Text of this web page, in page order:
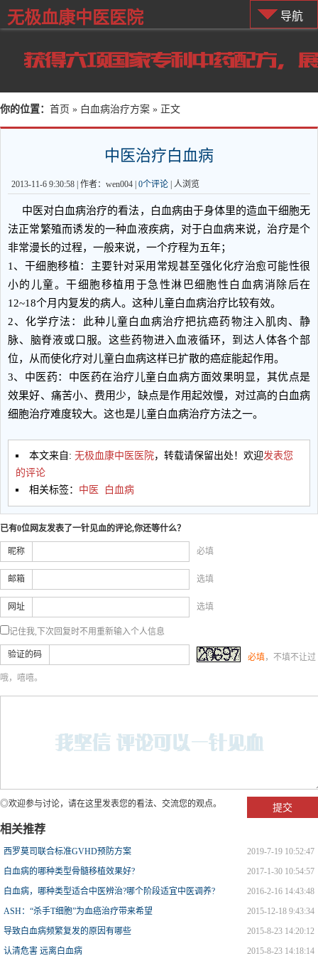
导航
无极血康中医医院
你的位置： 首页 » 白血病治疗方案 » 正文
中医治疗白血病
2013-11-6 9:30:58 | 作者：wen004 | 0个评论 人浏览
中医对白血病治疗的看法，白血病由于身体里的造血干细胞无
法正常繁殖而诱发的一种血液疾病，对于白血病来说，治疗是个
非常漫长的过程，一般来说，一个疗程为五年；
1、干细胞移植：主要针对采用常规甚至强化化疗治愈可能性很
小的儿童。干细胞移植用于急性淋巴细胞性白血病消除后在
12~18个月内复发的病人。这种儿童白血病治疗比较有效。
2、化学疗法：此种儿童白血病治疗把抗癌药物注入肌肉、静
脉、脑脊液或口服。这些药物进入血液循环，到达人体各个部
位，从而使化疗对儿童白血病这样已扩散的癌症能起作用。
3、中医药：中医药在治疗儿童白血病方面效果明显，其优点是
效果好、痛苦小、费用少，缺点是作用起效慢，对过高的白血病
细胞治疗难度较大。这也是儿童白血病治疗方法之一。
本文来自: 无极血康中医医院，转载请保留出处！欢迎发表您
的评论
相关标签： 中医 白血病
已有0位网友发表了一针见血的评论,你还等什么？
昵称 必填
邮箱 选填
网址 选填
记住我,下次回复时不用重新输入个人信息
验证的码 必填，不填不让过
哦，嘻嘻。
◎欢迎参与讨论，请在这里发表您的看法、交流您的观点。
相关推荐
西罗莫司联合标准GVHD预防方案
2019-7-19 10:52:47
白血病的哪种类型骨髓移植效果好?
2017-1-30 10:54:57
白血病，哪种类型适合中医辨治?哪个阶段适宜中医调养?
2016-2-16 14:43:48
ASH：“杀手T细胞”为血癌治疗带来希望
2015-12-18 9:43:34
导致白血病频繁复发的原因有哪些
2015-8-23 14:20:12
认清危害 远离白血病
2015-8-23 14:18:14